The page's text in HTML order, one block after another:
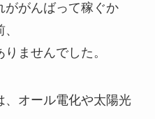
ががんばって稼ぐか
ませんでした。
、オール電化や太陽光